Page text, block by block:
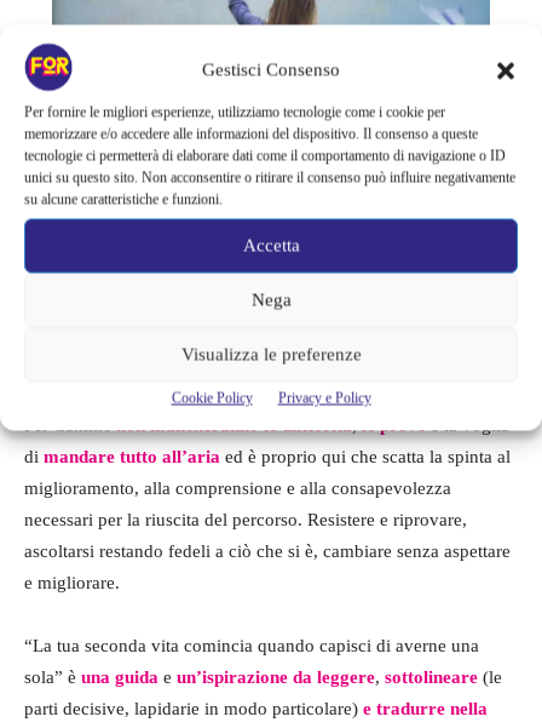
Gestisci Consenso
Per fornire le migliori esperienze, utilizziamo tecnologie come i cookie per
memorizzare e/o accedere alle informazioni del dispositivo. Il consenso a queste
tecnologie ci permetterà di elaborare dati come il comportamento di navigazione o ID
unici su questo sito. Non acconsentire o ritirare il consenso può influire negativamente
su alcune caratteristiche e funzioni.
Accetta
Nega
Visualizza le preferenze
Cookie Policy Privacy e Policy
di mandare tutto all’aria ed è proprio qui che scatta la spinta al
miglioramento, alla comprensione e alla consapevolezza
necessari per la riuscita del percorso. Resistere e riprovare,
ascoltarsi restando fedeli a ciò che si è, cambiare senza aspettare
e migliorare.
“La tua seconda vita comincia quando capisci di averne una
sola” è una guida e un’ispirazione da leggere, sottolineare (le
parti decisive, lapidarie in modo particolare) e tradurre nella